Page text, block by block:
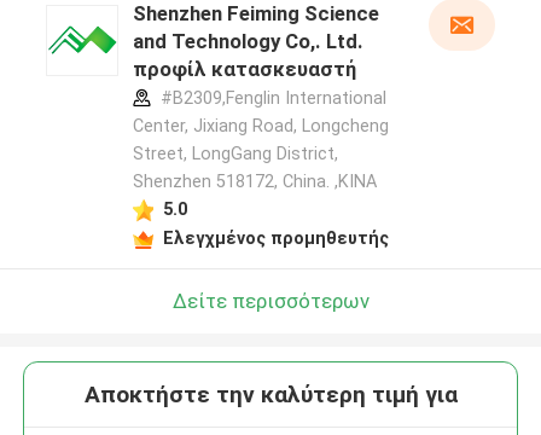
Shenzhen Feiming Science
and Technology Co,. Ltd.
προφίλ κατασκευαστή
#B2309,Fenglin International
Center, Jixiang Road, Longcheng
Street, LongGang District,
Shenzhen 518172, China. ,ΚΙΝΑ
5.0
Ελεγχμένος προμηθευτής
Δείτε περισσότερων
Αποκτήστε την καλύτερη τιμή για